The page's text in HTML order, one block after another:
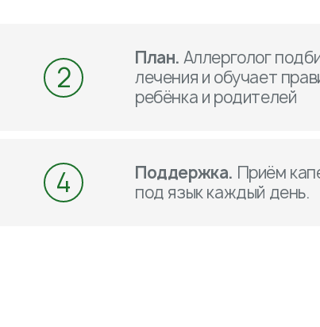
2
План. Аллерголог
лечения и обучает
ребёнка и родителей
4 Поддержка. Приём
под язык каждый день.